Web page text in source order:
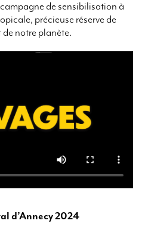
de sensibilisation à
précieuse réserve de
notre planète.
d’Annecy 2024